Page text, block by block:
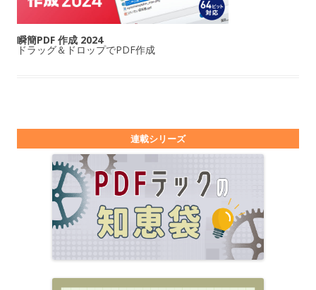
瞬簡PDF 作成 2024
ドラッグ＆ドロップでPDF作成
連載シリーズ